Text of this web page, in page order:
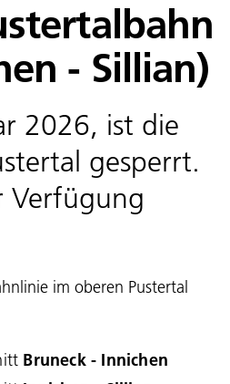
- Sillian)
2026, ist die
gesperrt.
Verfügung
im oberen Pustertal
Bruneck - Innichen